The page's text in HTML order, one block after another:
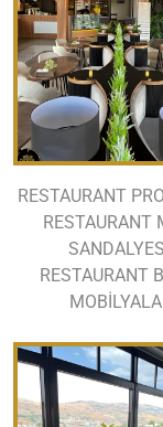
RESTAURANT
RESTAURANT
RESTAURANT